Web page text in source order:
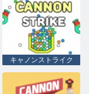
キャノンストライク